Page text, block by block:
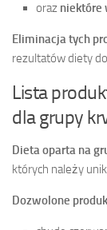
oraz niektóre
Eliminacja tych
rezultatów diety
Lista
dla grupy
Dieta oparta na
których należy
Dozwolone